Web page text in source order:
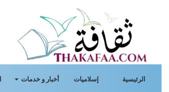
الرئيسية إسلاميات أخبار و خدمات